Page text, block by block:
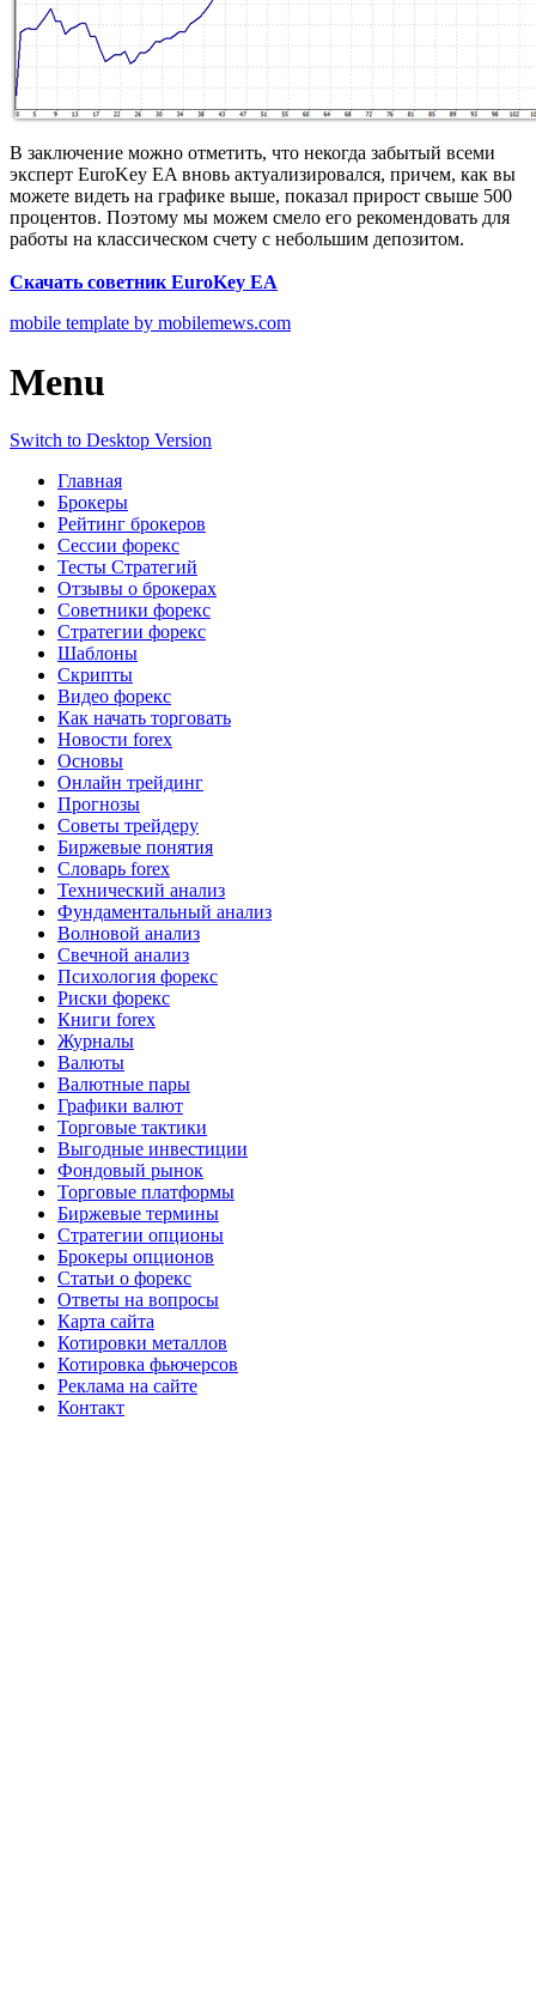
В заключение можно отметить, что некогда забытый всеми
эксперт EuroKey EA вновь актуализировался, причем, как вы
можете видеть на графике выше, показал прирост свыше 500
процентов. Поэтому мы можем смело его рекомендовать для
работы на классическом счету с небольшим депозитом.
Скачать советник EuroKey EA
mobile template by mobilemews.com
Menu
Switch to Desktop Version
Главная
Брокеры
Рейтинг брокеров
Сессии форекс
Тесты Стратегий
Отзывы о брокерах
Советники форекс
Стратегии форекс
Шаблоны
Скрипты
Видео форекс
Как начать торговать
Новости forex
Основы
Онлайн трейдинг
Прогнозы
Советы трейдеру
Биржевые понятия
Словарь forex
Технический анализ
Фундаментальный анализ
Волновой анализ
Свечной анализ
Психология форекс
Риски форекс
Книги forex
Журналы
Валюты
Валютные пары
Графики валют
Торговые тактики
Выгодные инвестиции
Фондовый рынок
Торговые платформы
Биржевые термины
Стратегии опционы
Брокеры опционов
Статьи о форекс
Ответы на вопросы
Карта сайта
Котировки металлов
Котировка фьючерсов
Реклама на сайте
Контакт